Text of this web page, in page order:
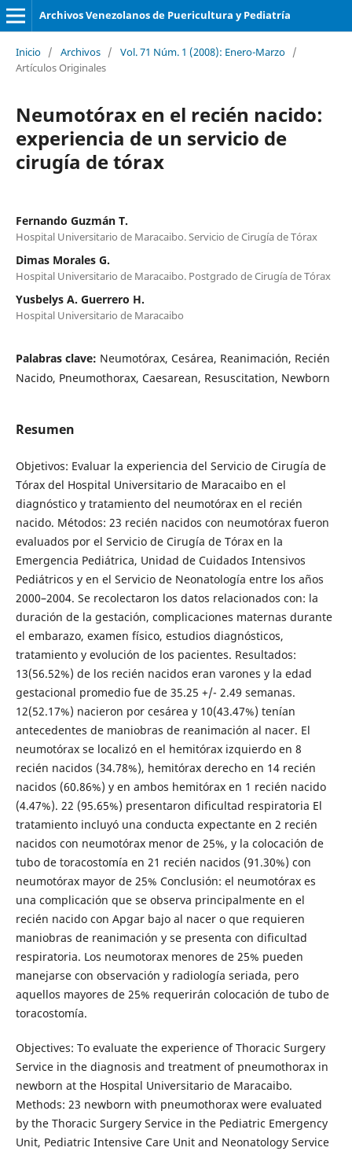
Archivos Venezolanos de Puericultura y Pediatría
Inicio / Archivos / Vol. 71 Núm. 1 (2008): Enero-Marzo /
Artículos Originales
Neumotórax en el recién nacido:
experiencia de un servicio de
cirugía de tórax
Fernando Guzmán T.
Hospital Universitario de Maracaibo. Servicio de Cirugía de Tórax
Dimas Morales G.
Hospital Universitario de Maracaibo. Postgrado de Cirugía de Tórax
Yusbelys A. Guerrero H.
Hospital Universitario de Maracaibo
Palabras clave: Neumotórax, Cesárea, Reanimación, Recién
Nacido, Pneumothorax, Caesarean, Resuscitation, Newborn
Resumen
Objetivos: Evaluar la experiencia del Servicio de Cirugía de
Tórax del Hospital Universitario de Maracaibo en el
diagnóstico y tratamiento del neumotórax en el recién
nacido. Métodos: 23 recién nacidos con neumotórax fueron
evaluados por el Servicio de Cirugía de Tórax en la
Emergencia Pediátrica, Unidad de Cuidados Intensivos
Pediátricos y en el Servicio de Neonatología entre los años
2000–2004. Se recolectaron los datos relacionados con: la
duración de la gestación, complicaciones maternas durante
el embarazo, examen físico, estudios diagnósticos,
tratamiento y evolución de los pacientes. Resultados:
13(56.52%) de los recién nacidos eran varones y la edad
gestacional promedio fue de 35.25 +/- 2.49 semanas.
12(52.17%) nacieron por cesárea y 10(43.47%) tenían
antecedentes de maniobras de reanimación al nacer. El
neumotórax se localizó en el hemitórax izquierdo en 8
recién nacidos (34.78%), hemitórax derecho en 14 recién
nacidos (60.86%) y en ambos hemitórax en 1 recién nacido
(4.47%). 22 (95.65%) presentaron dificultad respiratoria El
tratamiento incluyó una conducta expectante en 2 recién
nacidos con neumotórax menor de 25%, y la colocación de
tubo de toracostomía en 21 recién nacidos (91.30%) con
neumotórax mayor de 25% Conclusión: el neumotórax es
una complicación que se observa principalmente en el
recién nacido con Apgar bajo al nacer o que requieren
maniobras de reanimación y se presenta con dificultad
respiratoria. Los neumotorax menores de 25% pueden
manejarse con observación y radiología seriada, pero
aquellos mayores de 25% requerirán colocación de tubo de
toracostomía.
Objectives: To evaluate the experience of Thoracic Surgery
Service in the diagnosis and treatment of pneumothorax in
newborn at the Hospital Universitario de Maracaibo.
Methods: 23 newborn with pneumothorax were evaluated
by the Thoracic Surgery Service in the Pediatric Emergency
Unit, Pediatric Intensive Care Unit and Neonatology Service